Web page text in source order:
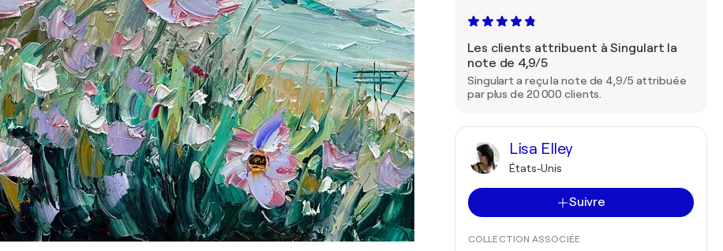
Les clients attribuent à Singulart la
note de 4,9/5
Singulart a reçu la note de 4,9/5 attribuée
par plus de 20 000 clients.
Lisa Elley
États-Unis
Suivre
COLLECTION ASSOCIÉE